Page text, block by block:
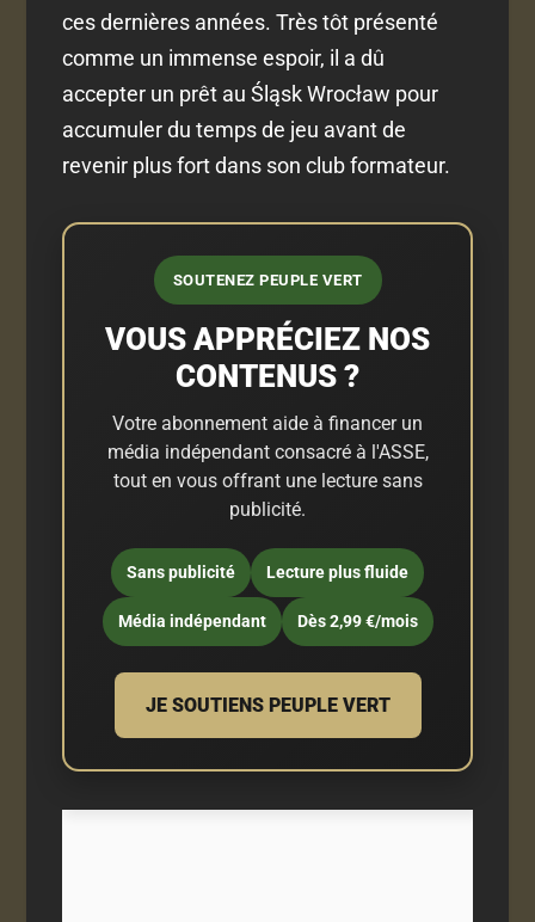
ces dernières années. Très tôt présenté
comme un immense espoir, il a dû
accepter un prêt au Śląsk Wrocław pour
accumuler du temps de jeu avant de
revenir plus fort dans son club formateur.
SOUTENEZ PEUPLE VERT
VOUS APPRÉCIEZ NOS
CONTENUS ?
Votre abonnement aide à financer un
média indépendant consacré à l'ASSE,
tout en vous offrant une lecture sans
publicité.
Sans publicité Lecture plus fluide
Média indépendant Dès 2,99 €/mois
JE SOUTIENS PEUPLE VERT